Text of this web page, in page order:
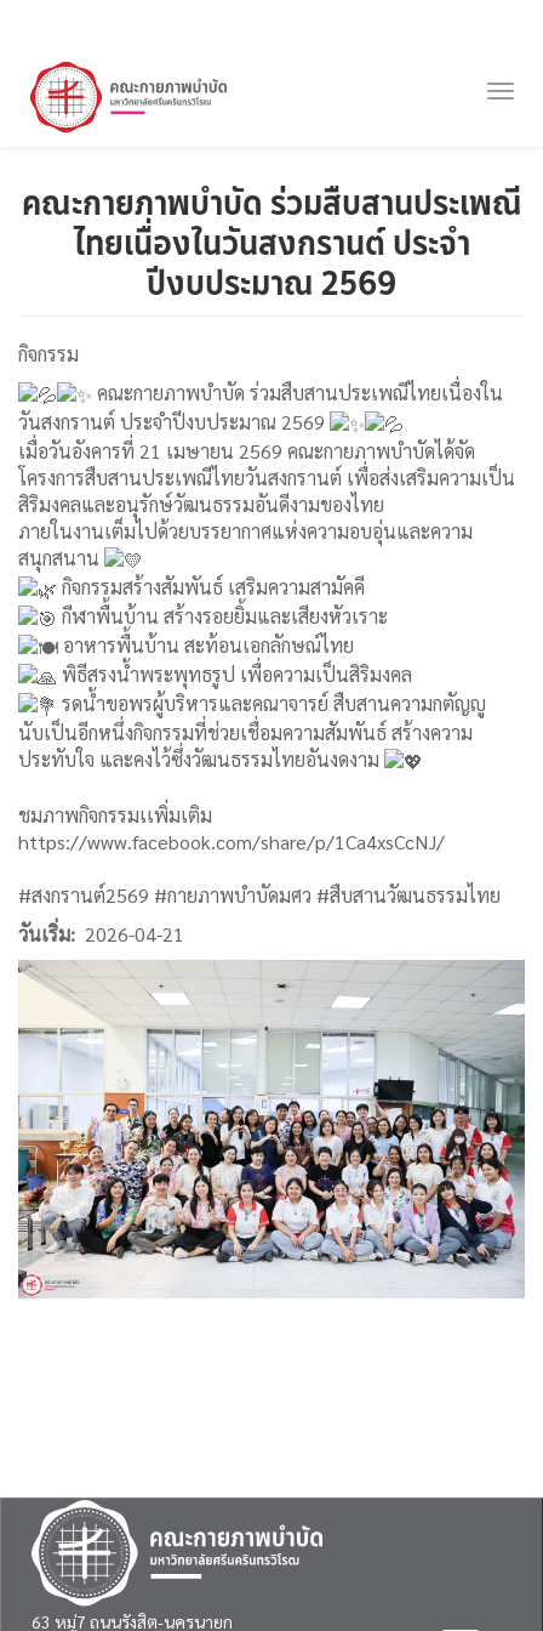
คณะกายภาพบำบัด ร่วมสืบสานประเพณี
ไทยเนื่องในวันสงกรานต์ ประจำ
ปีงบประมาณ 2569
กิจกรรม
คณะกายภาพบำบัด ร่วมสืบสานประเพณีไทยเนื่องใน
วันสงกรานต์ ประจำปีงบประมาณ 2569
เมื่อวันอังคารที่ 21 เมษายน 2569 คณะกายภาพบำบัดได้จัด
โครงการสืบสานประเพณีไทยวันสงกรานต์ เพื่อส่งเสริมความเป็น
สิริมงคลและอนุรักษ์วัฒนธรรมอันดีงามของไทย
ภายในงานเต็มไปด้วยบรรยากาศแห่งความอบอุ่นและความ
สนุกสนาน
กิจกรรมสร้างสัมพันธ์ เสริมความสามัคคี
กีฬาพื้นบ้าน สร้างรอยยิ้มและเสียงหัวเราะ
อาหารพื้นบ้าน สะท้อนเอกลักษณ์ไทย
พิธีสรงน้ำพระพุทธรูป เพื่อความเป็นสิริมงคล
รดน้ำขอพรผู้บริหารและคณาจารย์ สืบสานความกตัญญู
นับเป็นอีกหนึ่งกิจกรรมที่ช่วยเชื่อมความสัมพันธ์ สร้างความ
ประทับใจ และคงไว้ซึ่งวัฒนธรรมไทยอันงดงาม
ชมภาพกิจกรรมเเพิ่มเติม
https://www.facebook.com/share/p/1Ca4xsCcNJ/
#สงกรานต์2569 #กายภาพบำบัดมศว #สืบสานวัฒนธรรมไทย
วันเริ่ม
2026-04-21
63 หมู่7 ถนนรังสิต-นครนายก